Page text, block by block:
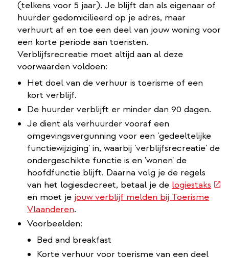
(telkens voor 5 jaar). Je blijft dan als eigenaar of
huurder gedomicilieerd op je adres, maar
verhuurt af en toe een deel van jouw woning voor
een korte periode aan toeristen.
Verblijfsrecreatie moet altijd aan al deze
voorwaarden voldoen:
Het doel van de verhuur is toerisme of een
kort verblijf.
De huurder verblijft er minder dan 90 dagen.
Je dient als verhuurder vooraf een
omgevingsvergunning voor een 'gedeeltelijke
functiewijziging' in, waarbij 'verblijfsrecreatie' de
ondergeschikte functie is en 'wonen' de
hoofdfunctie blijft. Daarna volg je de regels
van het logiesdecreet, betaal je de logiestaks
en moet je jouw verblijf melden bij Toerisme
Vlaanderen.
Voorbeelden:
Bed and breakfast
Korte verhuur voor toerisme van een deel